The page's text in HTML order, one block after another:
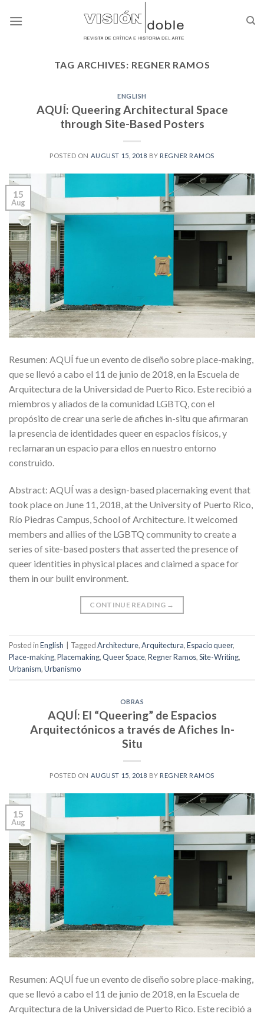
TAG ARCHIVES: REGNER RAMOS
ENGLISH
AQUÍ: Queering Architectural Space
through Site-Based Posters
POSTED ON AUGUST 15, 2018 BY REGNER RAMOS
15
Aug
Resumen: AQUÍ fue un evento de diseño sobre place-making,
que se llevó a cabo el 11 de junio de 2018, en la Escuela de
Arquitectura de la Universidad de Puerto Rico. Este recibió a
miembros y aliados de la comunidad LGBTQ, con el
propósito de crear una serie de afiches in-situ que afirmaran
la presencia de identidades queer en espacios físicos, y
reclamaran un espacio para ellos en nuestro entorno
construido.
Abstract: AQUÍ was a design-based placemaking event that
took place on June 11, 2018, at the University of Puerto Rico,
Río Piedras Campus, School of Architecture. It welcomed
members and allies of the LGBTQ community to create a
series of site-based posters that asserted the presence of
queer identities in physical places and claimed a space for
them in our built environment.
CONTINUE READING →
Posted inEnglish TaggedArchitecture,Arquitectura,Espacio queer,
Place-making,Placemaking,Queer Space,Regner Ramos,Site-Writing,
Urbanism,Urbanismo
OBRAS
AQUÍ: El “Queering” de Espacios
Arquitectónicos a través de Afiches In-
Situ
POSTED ON AUGUST 15, 2018 BY REGNER RAMOS
15
Aug
Resumen: AQUÍ fue un evento de diseño sobre place-making,
que se llevó a cabo el 11 de junio de 2018, en la Escuela de
Arquitectura de la Universidad de Puerto Rico. Este recibió a